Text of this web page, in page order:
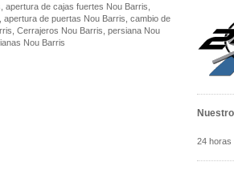
de cajas fuertes Nou Barris,
de puertas Nou Barris, cambio de
Cerrajeros Nou Barris, persiana Nou
Nou Barris
24 horas